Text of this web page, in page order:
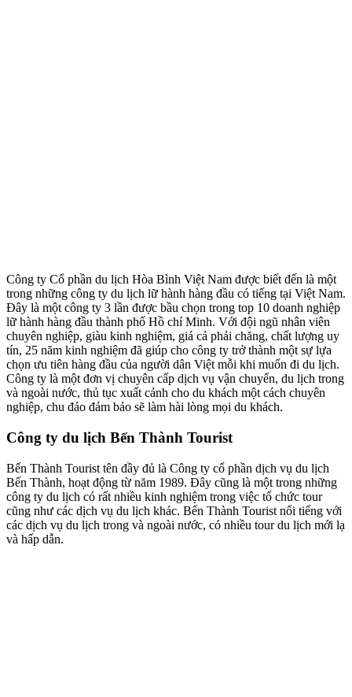
Công ty Cổ phần du lịch Hòa Bình Việt Nam được biết đến là một
trong những công ty du lịch lữ hành hàng đầu có tiếng tại Việt Nam.
Đây là một công ty 3 lần được bầu chọn trong top 10 doanh nghiệp
lữ hành hàng đầu thành phố Hồ chí Minh. Với đội ngũ nhân viên
chuyên nghiệp, giàu kinh nghiệm, giá cả phải chăng, chất lượng uy
tín, 25 năm kinh nghiệm đã giúp cho công ty trở thành một sự lựa
chọn ưu tiên hàng đầu của người dân Việt mỗi khi muốn đi du lịch.
Công ty là một đơn vị chuyên cấp dịch vụ vận chuyển, du lịch trong
và ngoài nước, thủ tục xuất cảnh cho du khách một cách chuyên
nghiệp, chu đáo đảm bảo sẽ làm hài lòng mọi du khách.
Công ty du lịch Bến Thành Tourist
Bến Thành Tourist tên đầy đủ là Công ty cổ phần dịch vụ du lịch
Bến Thành, hoạt động từ năm 1989. Đây cũng là một trong những
công ty du lịch có rất nhiều kinh nghiệm trong việc tổ chức tour
cũng như các dịch vụ du lịch khác. Bến Thành Tourist nổi tiếng với
các dịch vụ du lịch trong và ngoài nước, có nhiều tour du lịch mới lạ
và hấp dẫn.